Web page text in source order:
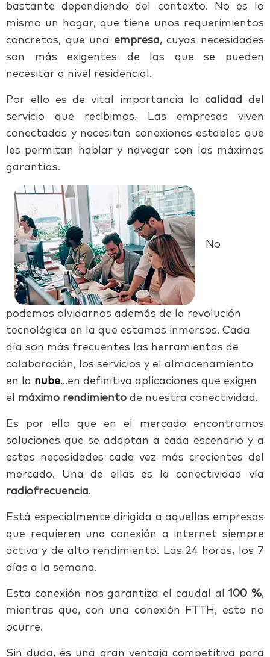
bastante dependiendo del contexto. No es lo
mismo un hogar, que tiene unos requerimientos
concretos, que una empresa, cuyas necesidades
son más exigentes de las que se pueden
necesitar a nivel residencial.
Por ello es de vital importancia lacalidad
del
servicio que recibimos. Las empresas viven
conectadas y necesitan conexiones estables que
les permitan hablar y navegar con las máximas
garantías.
No
podemos olvidarnos además de la revolución
tecnológica en la que estamos inmersos. Cada
día son más frecuentes las herramientas de
colaboración, los servicios y el almacenamiento
en la nube…en definitiva aplicaciones que exigen
el máximo rendimiento de nuestra conectividad.
Es por ello que en el mercado encontramos
soluciones que se adaptan a cada escenario y a
estas necesidades cada vez más crecientes del
mercado. Una de ellas es la conectividad vía
radiofrecuencia.
Está especialmente dirigida a aquellas empresas
que requieren una conexión a internet siempre
activa y de alto rendimiento. Las 24 horas, los 7
días a la semana.
Esta conexión nos garantiza el caudal al100 %,
mientras que, con una conexión FTTH, esto no
ocurre.
Sin duda, es una gran ventaja competitiva para